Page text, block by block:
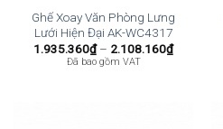
Ghế Xoay Văn Phòng Lưng
Lưới Hiện Đại AK-WC4317
1.935.360₫ – 2.108.160₫Khoảng
giá:
Đã bao gồm VAT